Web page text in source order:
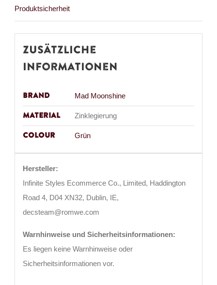
Produktsicherheit
Zusätzliche
Informationen
Brand Mad Moonshine
Material Zinklegierung
Colour Grün
Hersteller:
Infinite Styles Ecommerce Co., Limited, Haddington
Road 4, D04 XN32, Dublin, IE,
decsteam@romwe.com
Warnhinweise und Sicherheitsinformationen:
Es liegen keine Warnhinweise oder
Sicherheitsinformationen vor.